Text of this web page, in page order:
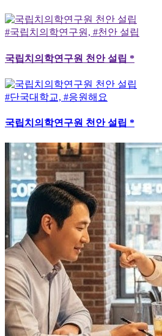
#국립치의학연구원, #천안 설립
국립치의학연구원 천안 설립 *
#단국대학교, #응원해요
국립치의학연구원 천안 설립 *